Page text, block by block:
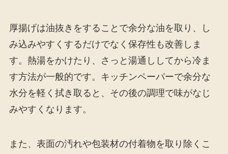
厚揚げは油抜きをすることで余分な油を取り、し
み込みやすくするだけでなく保存性も改善しま
す。熱湯をかけたり、さっと湯通ししてから冷ま
す方法が一般的です。キッチンペーパーで余分な
水分を軽く拭き取ると、その後の調理で味がなじ
みやすくなります。
また、表面の汚れや包装材の付着物を取り除くこ